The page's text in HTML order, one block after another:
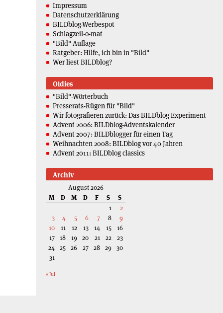
Impressum
Datenschutzerklärung
BILDblog-Werbespot
Schlagzeil-o-mat
"Bild"-Auflage
Ratgeber: Hilfe, ich bin in "Bild"
Wer liest BILDblog?
Oldies
"Bild"-Wörterbuch
Presserats-Rügen für "Bild"
Wir fotografieren zurück: Das BILDblog-Experiment
Advent 2006: BILDblog-Adventskalender
Advent 2007: BILDblogger für einen Tag
Weihnachten 2008: BILDblog vor 40 Jahren
Advent 2011: BILDblog classics
Archiv
August 2026
M
D M D F S
S
1
2
3
4 5 6 7 8
9
10
11 12 13 14 15
16
17 18 19 20 21 22
23
24 25 26 27 28 29 30
31
« Jul